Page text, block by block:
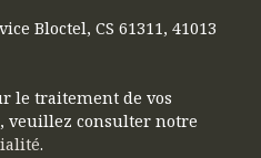
Bloctel, CS 61311, 41013
le traitement de vos
veuillez consulter notre
.